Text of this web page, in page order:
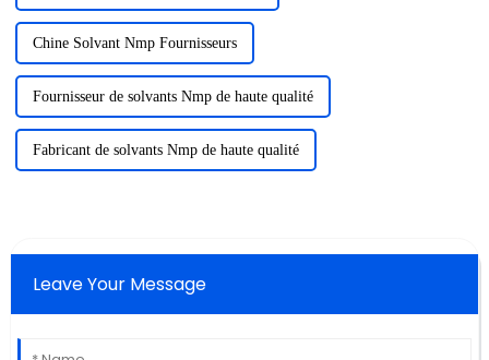
Chine Solvant Nmp Fournisseurs
Fournisseur de solvants Nmp de haute qualité
Fabricant de solvants Nmp de haute qualité
Leave Your Message